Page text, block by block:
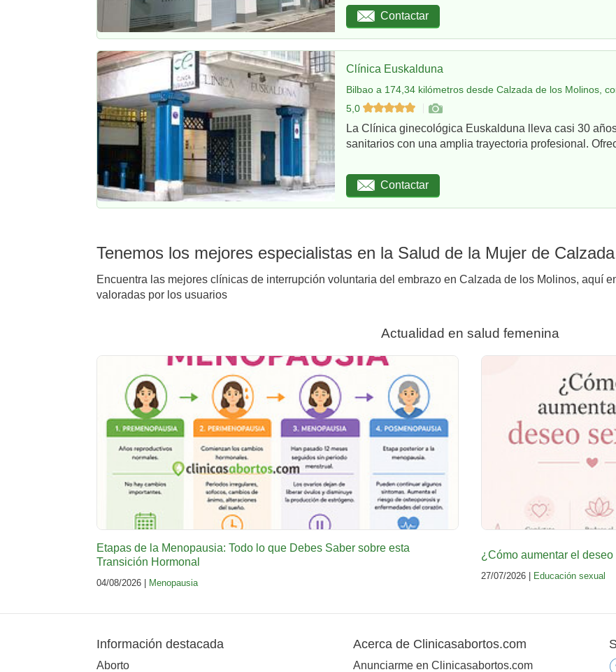
Contactar
Clínica Euskalduna
Bilbao a 174,34 kilómetros desde Calzada de los Molinos,
5,0
La Clínica ginecológica Euskalduna lleva casi 30
sanitarios con una amplia trayectoria profesional.
Contactar
Tenemos los mejores especialistas en la Salud de la Mujer de
Encuentra las mejores clínicas de interrupción voluntaria del embrazo en Calzada de los Molinos, aquí
valoradas por los usuarios
Actualidad en salud femenina
Etapas de la Menopausia: Todo lo que Debes Saber sobre esta
Transición Hormonal
04/08/2026 | Menopausia
¿Cómo aumentar el
27/07/2026 | Educación sexual
Información destacada
Aborto
Acerca de Clinicasabortos.com
Anunciarme en Clinicasabortos.com